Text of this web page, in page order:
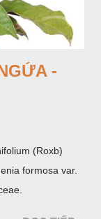
-
(Roxb)
formosa var.